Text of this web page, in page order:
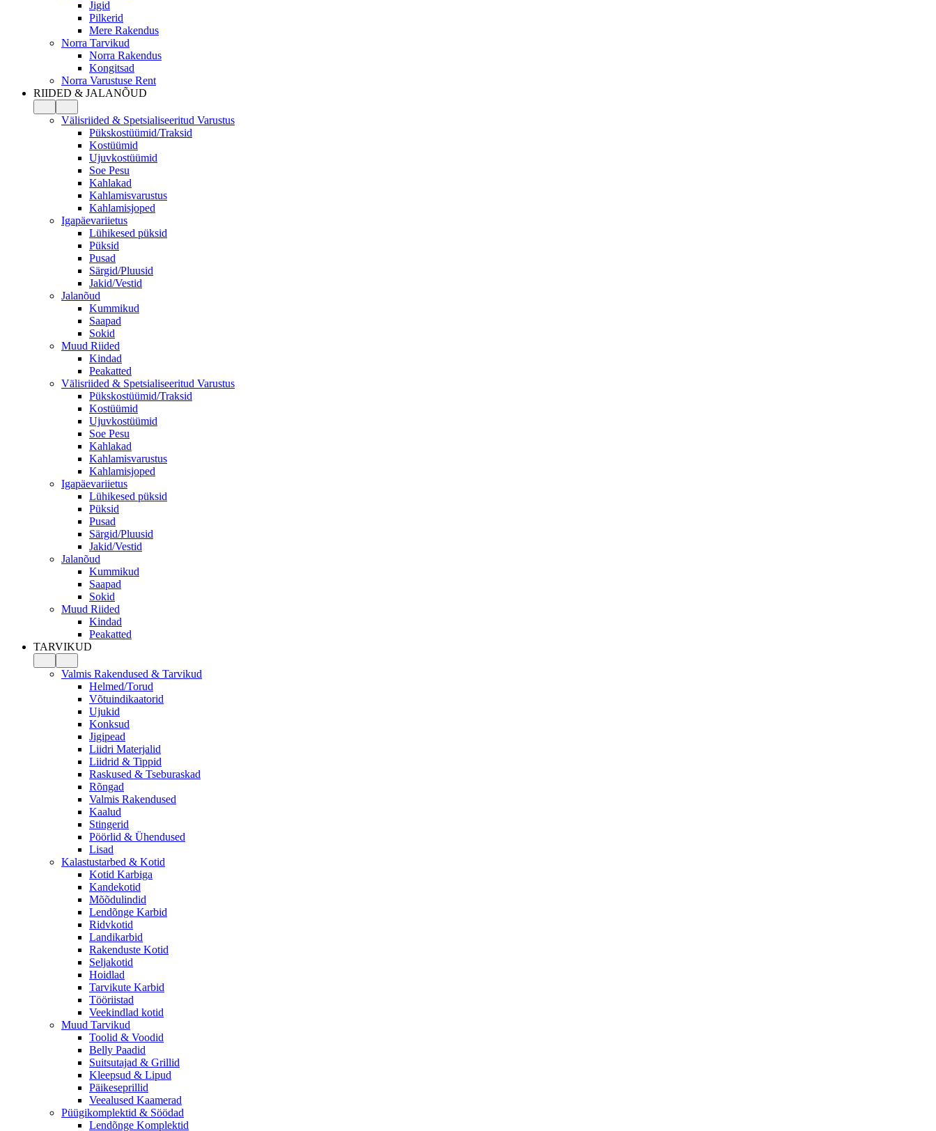
Jigid
Pilkerid
Mere Rakendus
Norra Tarvikud
Norra Rakendus
Kongitsad
Norra Varustuse Rent
RIIDED & JALANÕUD
Välisriided & Spetsialiseeritud Varustus
Pükskostüümid/Traksid
Kostüümid
Ujuvkostüümid
Soe Pesu
Kahlakad
Kahlamisvarustus
Kahlamisjoped
Igapäevariietus
Lühikesed püksid
Püksid
Pusad
Särgid/Pluusid
Jakid/Vestid
Jalanõud
Kummikud
Saapad
Sokid
Muud Riided
Kindad
Peakatted
Välisriided & Spetsialiseeritud Varustus
Pükskostüümid/Traksid
Kostüümid
Ujuvkostüümid
Soe Pesu
Kahlakad
Kahlamisvarustus
Kahlamisjoped
Igapäevariietus
Lühikesed püksid
Püksid
Pusad
Särgid/Pluusid
Jakid/Vestid
Jalanõud
Kummikud
Saapad
Sokid
Muud Riided
Kindad
Peakatted
TARVIKUD
Valmis Rakendused & Tarvikud
Helmed/Torud
Võtuindikaatorid
Ujukid
Konksud
Jigipead
Liidri Materjalid
Liidrid & Tippid
Raskused & Tseburaskad
Rõngad
Valmis Rakendused
Kaalud
Stingerid
Pöörlid & Ühendused
Lisad
Kalastustarbed & Kotid
Kotid Karbiga
Kandekotid
Mõõdulindid
Lendõnge Karbid
Ridvkotid
Landikarbid
Rakenduste Kotid
Seljakotid
Hoidlad
Tarvikute Karbid
Tööriistad
Veekindlad kotid
Muud Tarvikud
Toolid & Voodid
Belly Paadid
Suitsutajad & Grillid
Kleepsud & Lipud
Päikeseprillid
Veealused Kaamerad
Püügikomplektid & Söödad
Lendõnge Komplektid